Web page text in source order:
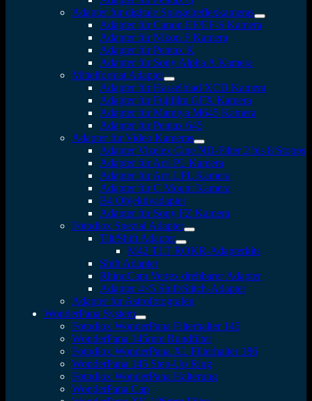
Adapter für digitale Spiegelreflexkameras
Adapter für Canon EF/EF-S Kamera
Adapter für Nikon F Kamera
Adapter für Pentax K
Adapter für Sony Alpha A Kamera
Mittelformat Adapter
Adapter für Hasselblad XCD Kamera
Adapter für Fujifilm GFX Kamera
Adapter für Mamiya M645 Kamera
Adapter für Pentax 645
Adapter für Video Kameras
Adapter Vizelex Cine ND-Filter 2 bis 8 Stopps
Adapter für Arri PL Kamera
Adapter für Arri LPL Kamera
Adapter für C Mount Kamera
B4 Objektivadapter
Adapter für Sony FZ Kamera
Fotodiox Spezial Adapter
Tilt/Shift Adapter
M42 TLT ROKR-Adapterkits
Shift Adapter
RhinoCam Vertex drehbarer Adapter
Adapter 4×5 Shift/Stitch-Adapter
Adapter für Astrofotografen
WonderPana System
Fotodiox WonderPana Filterhalter 145
WonderPana 145mm Rundfilter
Fotodiox WonderPana XL Filterhalter 186
WonderPana 145 Step-Up Ring
Fotodiox WonderPana Halterung
WonderPana Cap